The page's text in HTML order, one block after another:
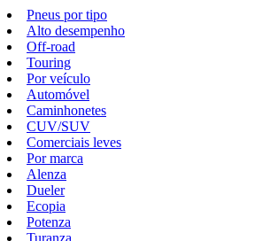
Pneus por tipo
Alto desempenho
Off-road
Touring
Por veículo
Automóvel
Caminhonetes
CUV/SUV
Comerciais leves
Por marca
Alenza
Dueler
Ecopia
Potenza
Turanza